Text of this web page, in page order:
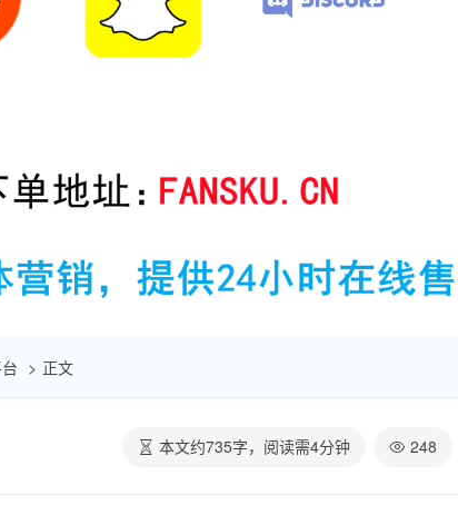
正文
本文约735字，阅读需4分钟 248